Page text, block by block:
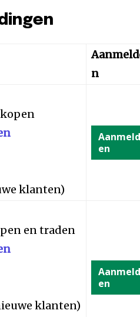
n
klanten)
en
en traden
klanten)
en